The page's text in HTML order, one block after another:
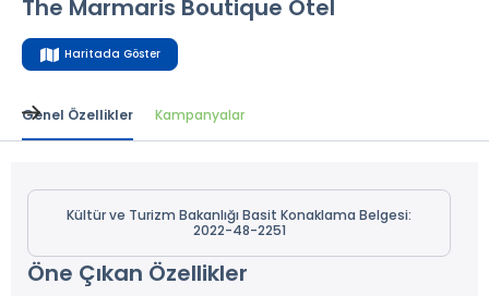
The Marmaris Boutique Otel
Haritada Göster
Genel Özellikler Kampanyalar
Kültür ve Turizm Bakanlığı Basit Konaklama Belgesi:
2022-48-2251
Öne Çıkan Özellikler